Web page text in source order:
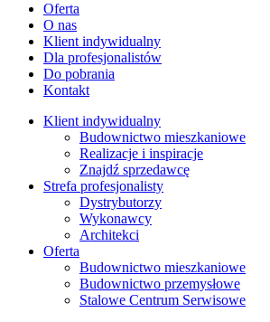
Oferta
O nas
Klient indywidualny
Dla profesjonalistów
Do pobrania
Kontakt
Klient indywidualny
Budownictwo mieszkaniowe
Realizacje i inspiracje
Znajdź sprzedawcę
Strefa profesjonalisty
Dystrybutorzy
Wykonawcy
Architekci
Oferta
Budownictwo mieszkaniowe
Budownictwo przemysłowe
Stalowe Centrum Serwisowe